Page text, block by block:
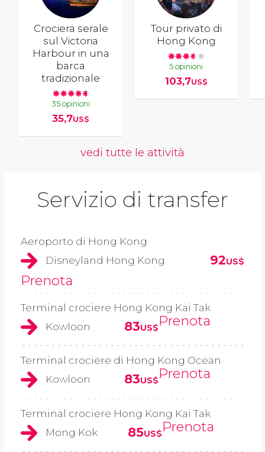
Crociera serale
sul Victoria
Harbour in una
barca
tradizionale
35 opinioni
35,7US$
Tour privato di
Hong Kong
5 opinioni
103,7US$
vedi tutte le attività
Servizio di transfer
Aeroporto di Hong Kong
Disneyland Hong Kong
92US$
Prenota
Terminal crociere Hong Kong Kai Tak
Kowloon
83US$Prenota
Terminal crociere di Hong Kong Ocean
Kowloon
83US$Prenota
Terminal crociere Hong Kong Kai Tak
Mong Kok
85US$Prenota